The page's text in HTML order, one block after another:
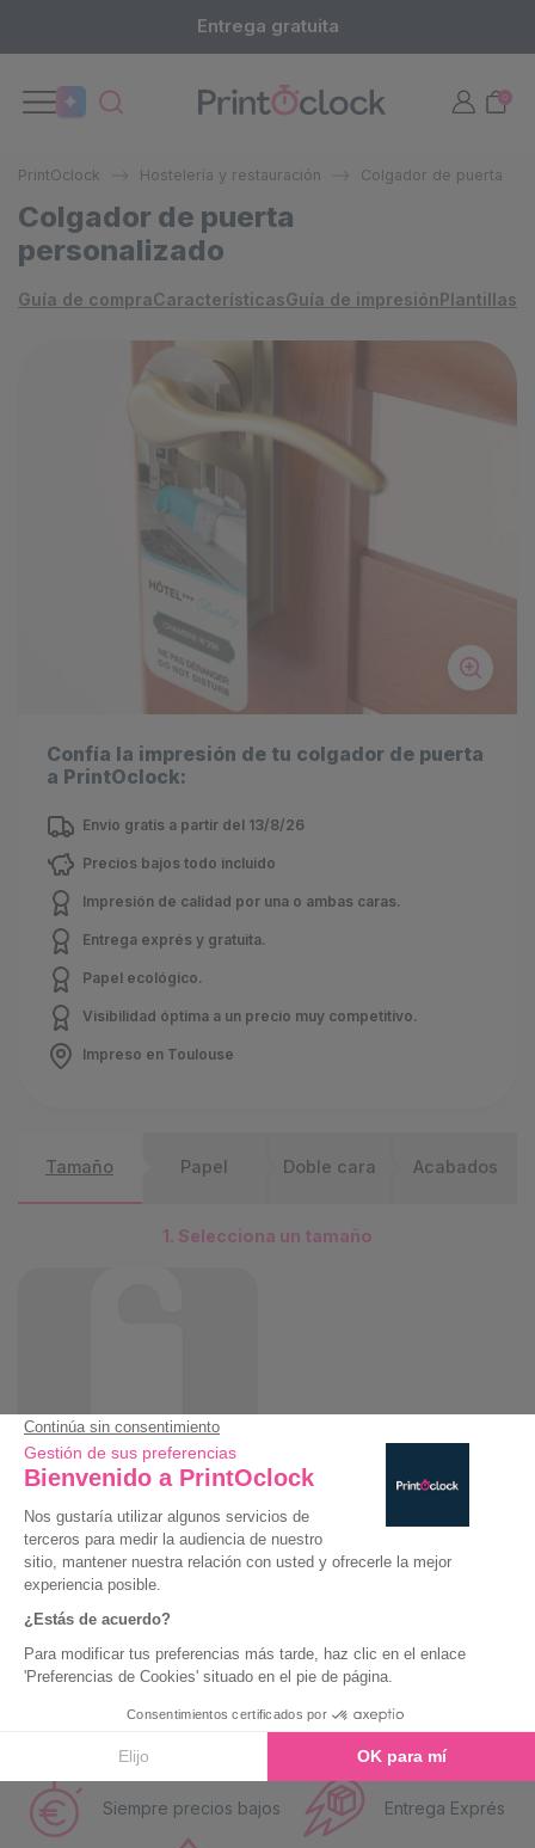
Entrega gratuita
0
PrintOclock Hostelería y restauración Colgador de puerta
Colgador de puerta
personalizado
Guía de compraCaracterísticasGuía de impresiónPlantillas
Confía la impresión de tu colgador de puerta
a PrintOclock:
Envío gratis a partir del 13/8/26
Precios bajos todo incluido
Impresión de calidad por una o ambas caras.
Entrega exprés y gratuita.
Papel ecológico.
Visibilidad óptima a un precio muy competitivo.
Impreso en Toulouse
Tamaño Papel Doble cara Acabados
1. Selecciona un tamaño
90x195
Siempre precios bajos Entrega Exprés